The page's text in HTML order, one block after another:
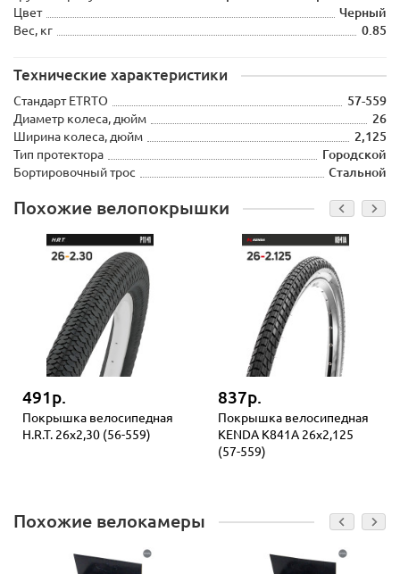
Цвет
Черный
Вес, кг
0.85
Технические характеристики
Стандарт ETRTO
57-559
Диаметр колеса, дюйм
26
Ширина колеса, дюйм
2,125
Тип протектора
Городской
Бортировочный трос
Стальной
Похожие велопокрышки
491р.
Покрышка велосипедная
H.R.T. 26x2,30 (56-559)
837р.
Покрышка велосипедная
KENDA K841A 26x2,125
(57-559)
Похожие велокамеры